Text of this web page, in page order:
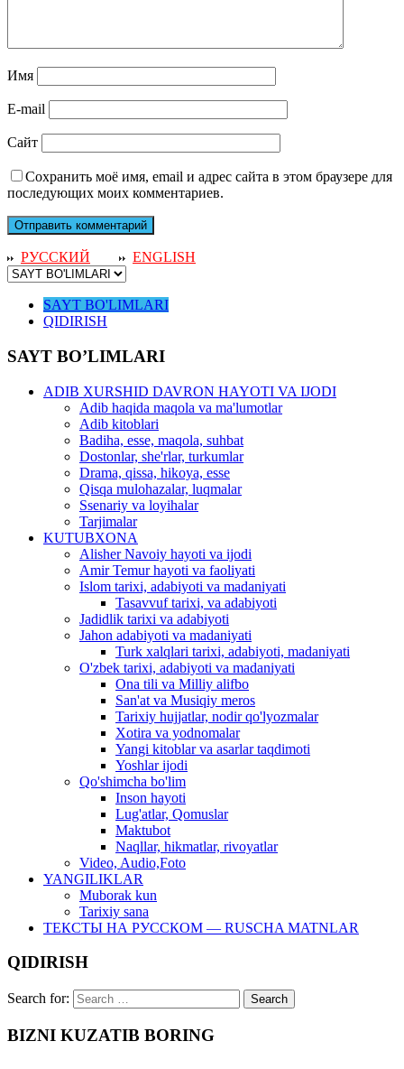
Имя
E-mail
Сайт
Сохранить моё имя, email и адрес сайта в этом браузере для
последующих моих комментариев.
РУССКИЙ ENGLISH
SAYT BO'LIMLARI
QIDIRISH
SAYT BO’LIMLARI
ADIB XURSHID DAVRON HAYOTI VA IJODI
Adib haqida maqola va ma'lumotlar
Adib kitoblari
Badiha, esse, maqola, suhbat
Dostonlar, she'rlar, turkumlar
Drama, qissa, hikoya, esse
Qisqa mulohazalar, luqmalar
Ssenariy va loyihalar
Tarjimalar
KUTUBXONA
Alisher Navoiy hayoti va ijodi
Amir Temur hayoti va faoliyati
Islom tarixi, adabiyoti va madaniyati
Tasavvuf tarixi, va adabiyoti
Jadidlik tarixi va adabiyoti
Jahon adabiyoti va madaniyati
Turk xalqlari tarixi, adabiyoti, madaniyati
O'zbek tarixi, adabiyoti va madaniyati
Ona tili va Milliy alifbo
San'at va Musiqiy meros
Tarixiy hujjatlar, nodir qo'lyozmalar
Xotira va yodnomalar
Yangi kitoblar va asarlar taqdimoti
Yoshlar ijodi
Qo'shimcha bo'lim
Inson hayoti
Lug'atlar, Qomuslar
Maktubot
Naqllar, hikmatlar, rivoyatlar
Video, Audio,Foto
YANGILIKLAR
Muborak kun
Tarixiy sana
ТЕКСТЫ НА РУССКОМ — RUSCHA MATNLAR
QIDIRISH
Search for:
BIZNI KUZATIB BORING